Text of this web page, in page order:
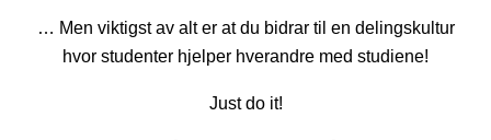
… Men viktigst av alt er at du bidrar til en delingskultur
hvor studenter hjelper hverandre med studiene!
Just do it!